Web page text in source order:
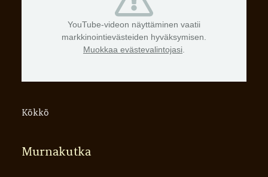
YouTube-videon näyttäminen vaatii
markkinointievästeiden hyväksymisen.
Muokkaa evästevalintojasi.
Kökkö
Murnakutka